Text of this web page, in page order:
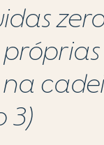
zero
na
3)